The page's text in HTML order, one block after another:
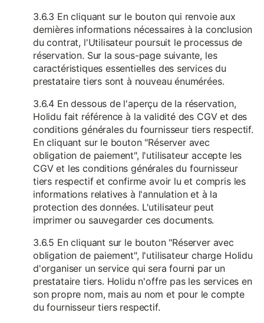
3.6.3 En cliquant sur le bouton qui renvoie aux
dernières informations nécessaires à la conclusion
du contrat, l'Utilisateur poursuit le processus de
réservation. Sur la sous-page suivante, les
caractéristiques essentielles des services du
prestataire tiers sont à nouveau énumérées.
3.6.4 En dessous de l'aperçu de la réservation,
Holidu fait référence à la validité des CGV et des
conditions générales du fournisseur tiers respectif.
En cliquant sur le bouton "Réserver avec
obligation de paiement", l'utilisateur accepte les
CGV et les conditions générales du fournisseur
tiers respectif et confirme avoir lu et compris les
informations relatives à l'annulation et à la
protection des données. L'utilisateur peut
imprimer ou sauvegarder ces documents.
3.6.5 En cliquant sur le bouton "Réserver avec
obligation de paiement", l'utilisateur charge Holidu
d'organiser un service qui sera fourni par un
prestataire tiers. Holidu n'offre pas les services en
son propre nom, mais au nom et pour le compte
du fournisseur tiers respectif.